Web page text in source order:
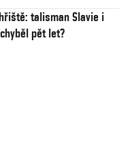
talisman Slavie i
pět let?